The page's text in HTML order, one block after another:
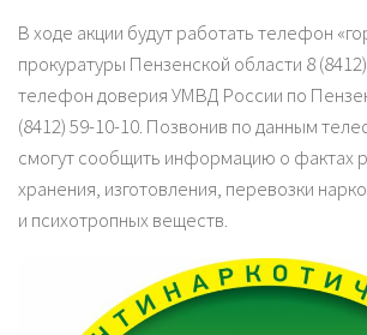
В ходе акции будут работать телефон
прокуратуры Пензенской области 8
телефон доверия УМВД России по
(8412) 59-10-10. Позвонив по данным
смогут сообщить информацию о фактах
хранения, изготовления, перевозки
и психотропных веществ.